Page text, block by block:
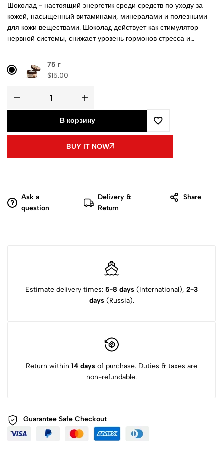
Шоколад - настоящий энергетик среди средств по уходу за
кожей, насыщенный витаминами, минералами и полезными
для кожи веществами. Шоколад действует как стимулятор
нервной системы, снижает уровень гормонов стресса и
75 г
$15.00
В корзину
BUY IT NOW
Ask a
question
Delivery &
Return
Share
Estimate delivery times: 5-8 days (International), 2-3
days(Russia).
Return within 14 days of purchase. Duties & taxes are
non-refundable.
Guarantee Safe Checkout